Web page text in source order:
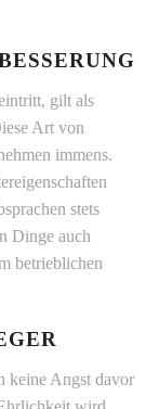
gilt als
Art von
immens.
stets
Dinge auch
betrieblichen
keine Angst davor